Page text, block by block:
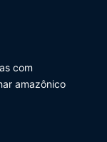
com
amazônico